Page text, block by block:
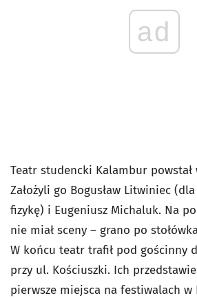
ad
Teatr studencki Kalambur powstał
Założyli go Bogusław Litwiniec
fizykę) i Eugeniusz Michaluk. Na
nie miał sceny – grano po
W końcu teatr trafił pod gościnny
przy ul. Kościuszki. Ich
pierwsze miejsca na festiwalach w